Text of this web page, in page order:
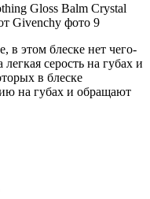
в этом блеске нет чего-
серость на губах и
в блеске
на губах и обращают